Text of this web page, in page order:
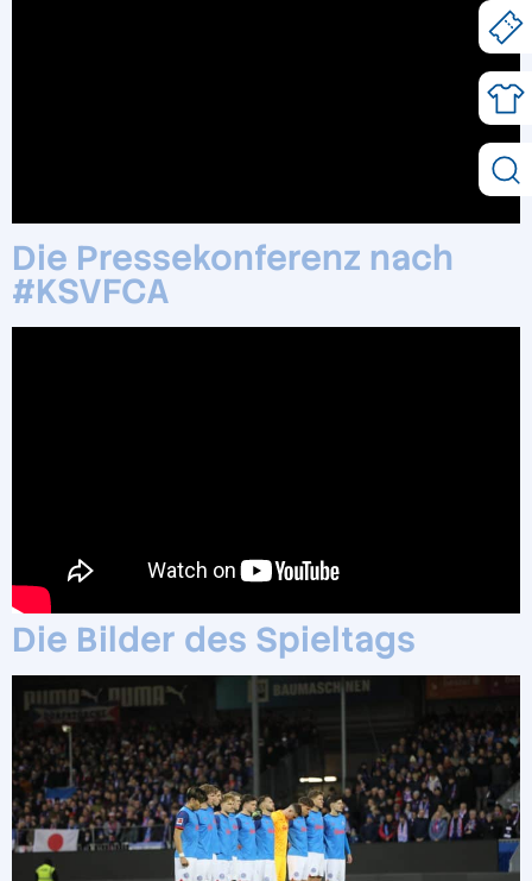
Die Pressekonferenz nach
#KSVFCA
Die Bilder des Spieltags